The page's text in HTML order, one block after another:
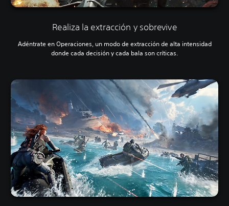
Realiza la extracción y sobrevive
Adéntrate en Operaciones, un modo de extracción de alta intensidad
donde cada decisión y cada bala son críticas.